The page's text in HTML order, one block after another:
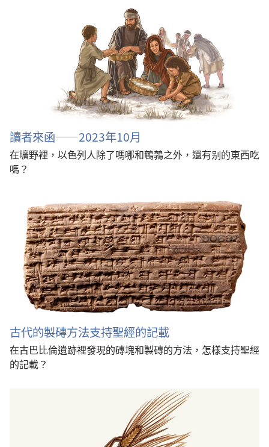
讀者來函——2023年10月
在曠野裡，以色列人除了嗎哪和鵪鶉之外，還有别的東西吃
嗎？
古代的製磚方法支持聖經的記載
在古巴比倫遺跡裡發現的磚塊和製磚的方法，怎樣支持聖經
的記載？